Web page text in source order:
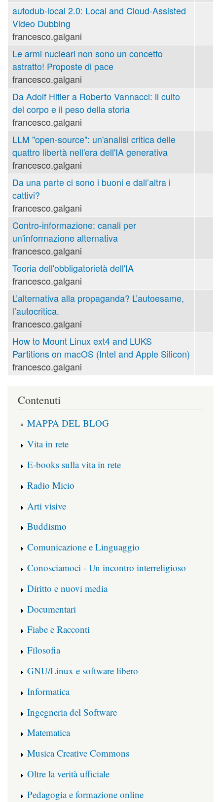
autodub-local 2.0: Local and Cloud-Assisted
Video Dubbing
francesco.galgani
Le armi nucleari non sono un concetto
astratto! Proposte di pace
francesco.galgani
Da Adolf Hitler a Roberto Vannacci: il culto
del corpo e il peso della storia
francesco.galgani
LLM "open-source": un'analisi critica delle
quattro libertà nell'era dell'IA generativa
francesco.galgani
Da una parte ci sono i buoni e dall’altra i
cattivi?
francesco.galgani
Contro-informazione: canali per
un'informazione alternativa
francesco.galgani
Teoria dell'obbligatorietà dell'IA
francesco.galgani
L’alternativa alla propaganda? L’autoesame,
l’autocritica.
francesco.galgani
How to Mount Linux ext4 and LUKS
Partitions on macOS (Intel and Apple Silicon)
francesco.galgani
Contenuti
MAPPA DEL BLOG
Vita in rete
E-books sulla vita in rete
Radio Micio
Arti visive
Buddismo
Comunicazione e Linguaggio
Conosciamoci - Un incontro interreligioso
Diritto e nuovi media
Documentari
Fiabe e Racconti
Filosofia
GNU/Linux e software libero
Informatica
Ingegneria del Software
Matematica
Musica Creative Commons
Oltre la verità ufficiale
Pedagogia e formazione online